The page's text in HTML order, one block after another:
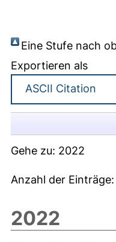
Eine Stufe nach
Exportieren als
Gehe zu: 2022
Anzahl der Einträge:
2022